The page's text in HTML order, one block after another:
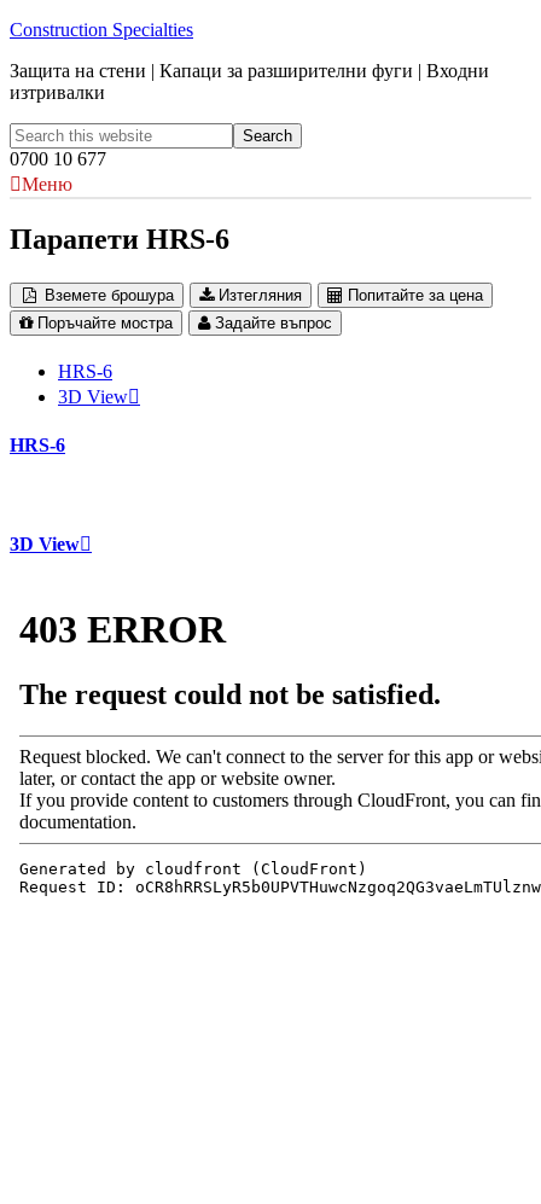
Construction Specialties
Защита на стени | Капаци за разширителни фуги | Входни
изтривалки
0700 10 677
Меню
Парапети HRS-6
Вземете брошура Изтегляния
Попитайте за цена
Поръчайте мостра
Задайте въпрос
HRS-6
3D View
HRS-6
3D View